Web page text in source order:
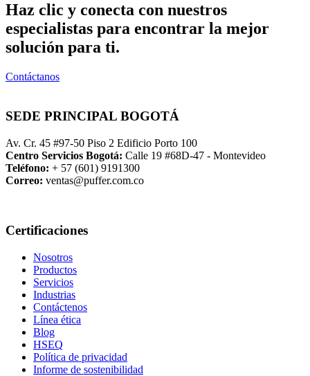
Haz clic y conecta con nuestros
especialistas para encontrar la mejor
solución para ti.
Contáctanos
SEDE PRINCIPAL BOGOTÁ
Av. Cr. 45 #97-50 Piso 2 Edificio Porto 100
Centro Servicios Bogotá: Calle 19 #68D-47 - Montevideo
Teléfono: + 57 (601) 9191300
Correo: ventas@puffer.com.co
Certificaciones
Nosotros
Productos
Servicios
Industrias
Contáctenos
Línea ética
Blog
HSEQ
Política de privacidad
Informe de sostenibilidad